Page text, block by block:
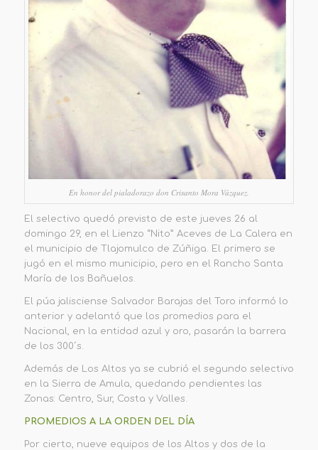
En honor del pialadorazo don Crisanto Mora Vázquez.
El selectivo quedó previsto de este jueves 26 al
domingo 29, en el Lienzo “Nito” Aceves de La Calera en
el municipio de Tlajomulco de Zúñiga. El primero se
jugó en el mismo municipio, pero en el Rancho Santa
María de los Bañuelos.
El púa jalisciense Salvador Barajas del Toro informó lo
anterior y adelantó que los promedios para el
Nacional, en la entidad azul y oro, pasarán la barrera
de los 300´s.
Además de Los Altos ya se cubrió el segundo selectivo
en la Sierra de Amula, quedando pendientes las
Zonas: Centro, Sur, Costa y Valles.
PROMEDIOS A LA ORDEN DEL DÍA
Por cierto, nueve equipos de los Altos y dos de la